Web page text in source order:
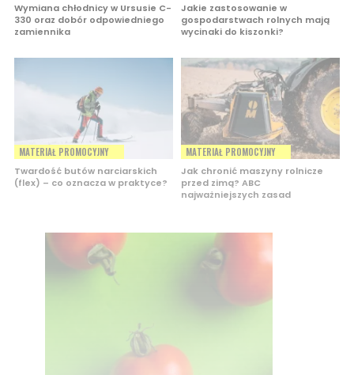
Wymiana chłodnicy w Ursusie C-
330 oraz dobór odpowiedniego
zamiennika
Jakie zastosowanie w
gospodarstwach rolnych mają
wycinaki do kiszonki?
MATERIAŁ PROMOCYJNY
Twardość butów narciarskich
(flex) – co oznacza w praktyce?
MATERIAŁ PROMOCYJNY
Jak chronić maszyny rolnicze
przed zimą? ABC
najważniejszych zasad